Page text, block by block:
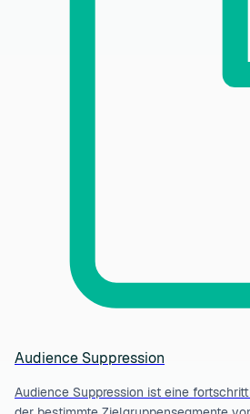
Audience Suppression
Audience Suppression ist eine